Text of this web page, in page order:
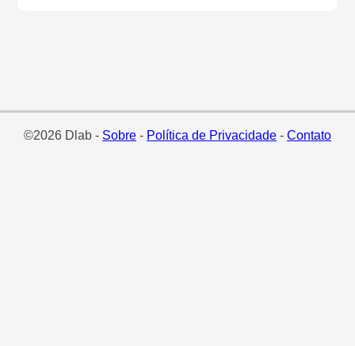
©2026 Dlab - Sobre- Política de Privacidade- Contato